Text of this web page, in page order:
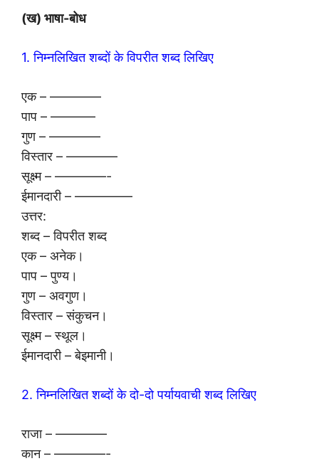
(ख) भाषा-बोध
1. निम्नलिखित शब्दों के विपरीत शब्द लिखिए
एक – ————
पाप – ———–
गुण – ————
विस्तार – ————
सूक्ष्म – ————-
ईमानदारी – ————–
उत्तर:
शब्द – विपरीत शब्द
एक – अनेक।
पाप – पुण्य।
गुण – अवगुण।
विस्तार – संकुचन।
सूक्ष्म – स्थूल।
ईमानदारी – बेइमानी।
2. निम्नलिखित शब्दों के दो-दो पर्यायवाची शब्द लिखिए
राजा – ————
कान – ————-